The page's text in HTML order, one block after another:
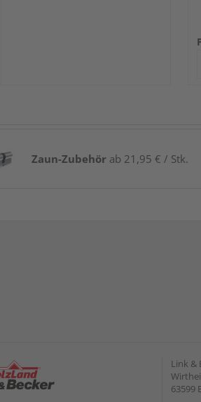
Zaun-Zubehör ab 21,95 € / Stk.
Link &
63599